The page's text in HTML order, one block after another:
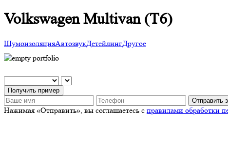
Volkswagen Multivan (T6)
ШумоизоляцияАвтозвукДетейлингДругое
Получить пример
Отправить
Нажимая «Отправить», вы соглашаетесь с правилами обработки